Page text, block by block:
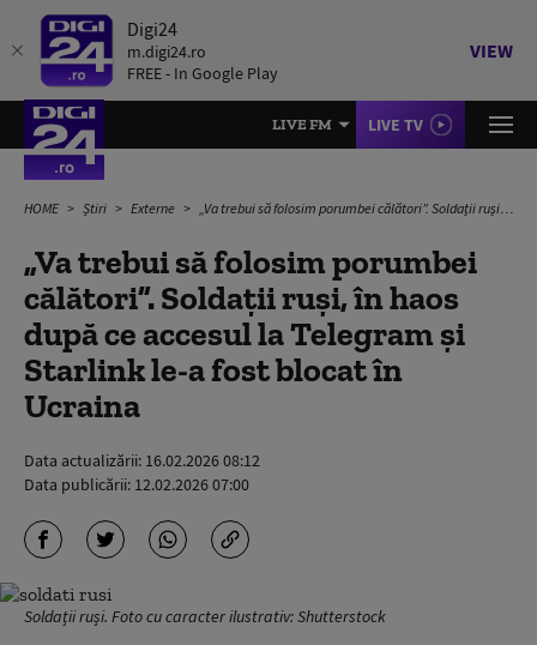
Digi24
m.digi24.ro
FREE - In Google Play
VIEW
LIVE FM LIVE TV
HOME Știri Externe „Va trebui să folosim porumbei călători”. Soldații ruși, în haos după ce accesul la Telegram și Starlink le-a fost blocat în Ucraina
„Va trebui să folosim porumbei
călători”. Soldații ruși, în haos
după ce accesul la Telegram și
Starlink le-a fost blocat în
Ucraina
Data actualizării: 16.02.2026 08:12
Data publicării: 12.02.2026 07:00
Soldații ruși. Foto cu caracter ilustrativ: Shutterstock